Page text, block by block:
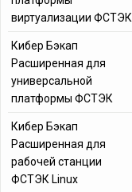
виртуализации ФСТЭК
Кибер Бэкап
Расширенная для
универсальной
платформы ФСТЭК
Кибер Бэкап
Расширенная для
рабочей станции
ФСТЭК Linux